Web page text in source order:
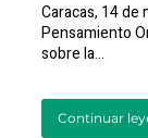
Caracas, 14 de
Pensamiento
sobre la…
Continuar
about